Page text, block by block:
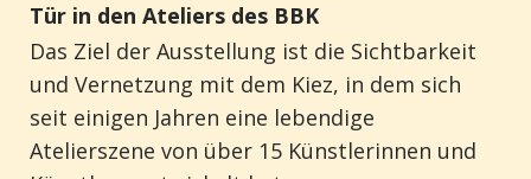
Tür in den Ateliers des BBK
Das Ziel der Ausstellung ist die Sichtbarkeit
und Vernetzung mit dem Kiez, in dem sich
seit einigen Jahren eine lebendige
Atelierszene von über 15 Künstlerinnen und